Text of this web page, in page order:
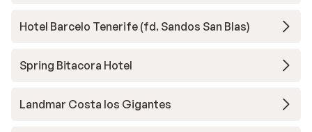
Hotel Barcelo Tenerife (fd. Sandos San Blas)
Spring Bitacora Hotel
Landmar Costa los Gigantes